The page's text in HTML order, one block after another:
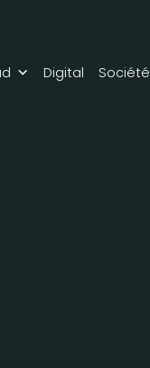
Digital Société